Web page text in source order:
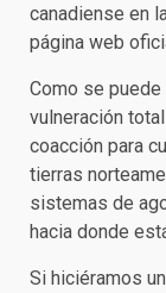
canadiense en
página web
Como se
vulneración
coacción para
tierras
sistemas de
hacia donde
Si hiciéramos